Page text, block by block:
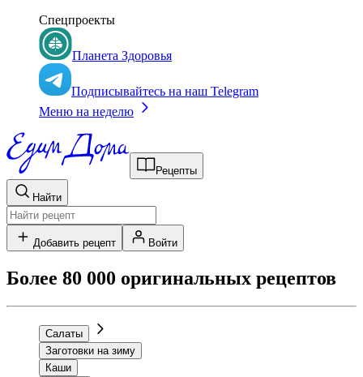
Спецпроекты
Планета Здоровья
Подписывайтесь на наш Telegram
Меню на неделю
Рецепты
Найти
Добавить рецепт Войти
Более 80 000 оригинальных рецептов
Салаты
Заготовки на зиму
Каши